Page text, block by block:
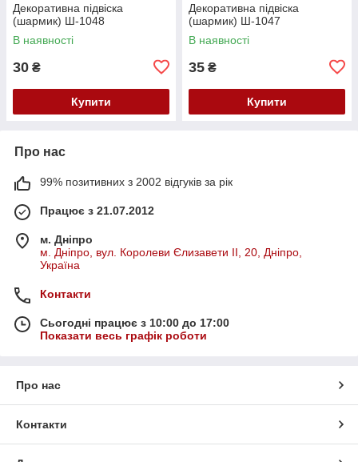
Декоративна підвіска
(шармик) Ш-1048
В наявності
30 ₴
Купити
Декоративна підвіска
(шармик) Ш-1047
В наявності
35 ₴
Купити
Про нас
99% позитивних з 2002 відгуків за рік
Працює з 21.07.2012
м. Дніпро
м. Дніпро, вул. Королеви Єлизавети ІІ, 20, Дніпро,
Україна
Контакти
Сьогодні працює з 10:00 до 17:00
Показати весь графік роботи
Про нас
Контакти